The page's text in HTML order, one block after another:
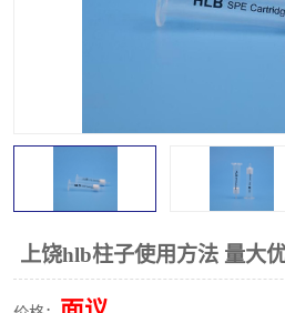
上饶hlb柱子使用方法 量大